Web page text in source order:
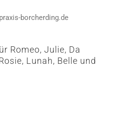
borcherding.de
Romeo, Julie, Da
Lunah, Belle und